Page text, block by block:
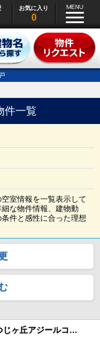
お気に入り
0
戸
件一覧
室情報を一覧表示して
な物件情報、建物動
件と感性に合った理想
ステージファーストつつじヶ丘アジールコート (空室